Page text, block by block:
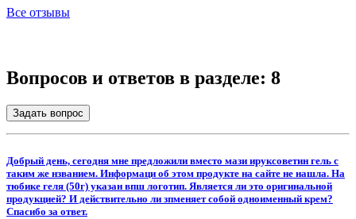
Все отзывы
Вопросов и ответов в разделе: 8
Задать вопрос
Добрый день, сегодня мне предложили вместо мази ируксоветин гель с
таким же нзванием. Информаци об этом продукте на сайте не нашла. На
тюбике геля (50г) указан впш логотип. Является ли это оригинальной
продукцией? И действительно ли зпменяет собой одноименный крем?
Спасибо за ответ.